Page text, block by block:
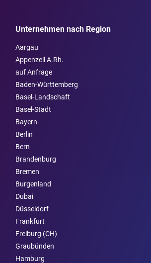
Unternehmen nach Region
Aargau
Appenzell A.Rh.
auf Anfrage
Baden-Württemberg
Basel-Landschaft
Basel-Stadt
Bayern
Berlin
Bern
Brandenburg
Bremen
Burgen­land
Dubai
Düsseldorf
Frankfurt
Freiburg (CH)
Graubünden
Hamburg